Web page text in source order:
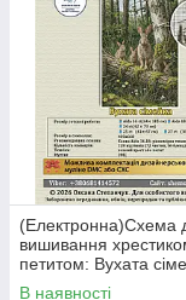
(Електронна)Схема
вишивання
петитом: Вухата
В наявності